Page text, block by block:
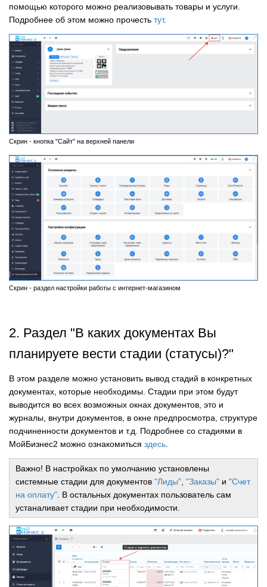
помощью которого можно реализовывать товары и услуги.
Подробнее об этом можно прочесть тут.
Скрин - кнопка "Сайт" на верхней панели
Скрин - раздел настройки работы с интернет-магазином
2. Раздел "В каких документах Вы
планируете вести стадии (статусы)?"
В этом разделе можно установить вывод стадий в конкретных
документах, которые необходимы. Стадии при этом будут
выводится во всех возможных окнах документов, это и
журналы, внутри документов, в окне предпросмотра, структуре
подчиненности документов и т.д. Подробнее со стадиями в
МойБизнес2 можно ознакомиться здесь
Важно! В настройках по умолчанию установлены
системные стадии для документов "Лиды" "Заказы" и "Счет
на оплату" . В остальных документах пользователь сам
устаналивает стадии при необходимости.